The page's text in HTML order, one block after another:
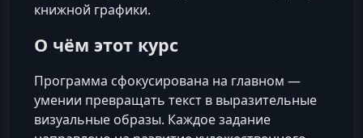
книжной графики.
О чём этот курс
Программа сфокусирована на главном —
умении превращать текст в выразительные
визуальные образы. Каждое задание